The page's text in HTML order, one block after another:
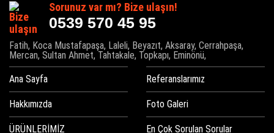
Sorunuz var mı? Bize ulaşın!
0539 570 45 95
Fatih, Koca Mustafapaşa, Laleli, Beyazıt, Aksaray, Cerrahpaşa,
Mercan, Sultan Ahmet, Tahtakale, Topkapı, Eminönü,
Ana Sayfa
Hakkımızda
ÜRÜNLERİMİZ
Referanslarımız
Foto Galeri
En Çok Sorulan Sorular